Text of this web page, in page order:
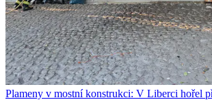
Plameny v mostní konstrukci: V Liberci hořel